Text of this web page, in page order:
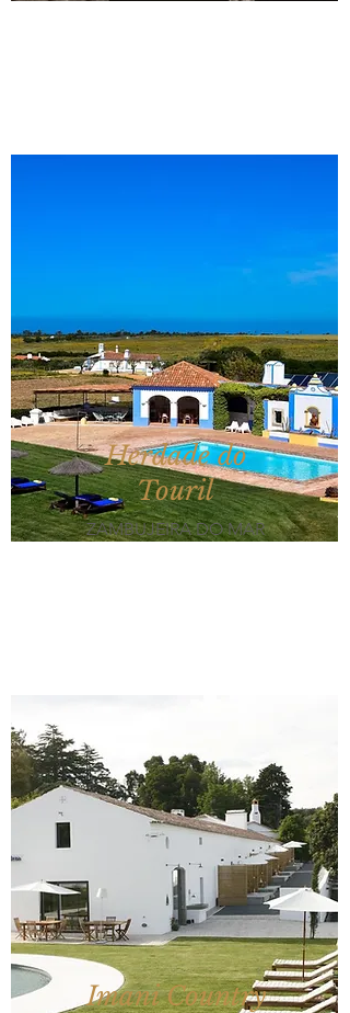
Herdade do
Touril
ZAMBUJEIRA DO MAR
Imani Country